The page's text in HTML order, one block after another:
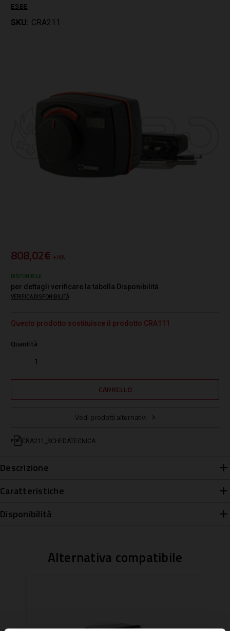
ESBE
SKU: CRA211
808,02€ + IVA
DISPONIBILE
per dettagli verificare la tabella Disponibilità
VERIFICA DISPONIBILITÀ
Questo prodotto sostituisce il prodotto CRA111
Quantità
Vedi prodotti alternativi
CRA211_SCHEDATECNICA
Descrizione
Caratteristiche
Disponibilità
Alternativa compatibile